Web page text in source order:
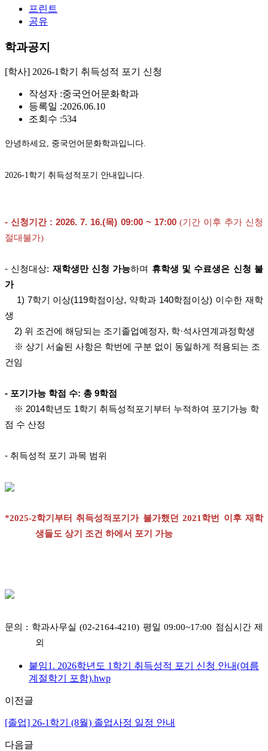
프린트
공유
학과공지
[학사] 2026-1학기 취득성적 포기 신청
작성자 :중국언어문화학과
등록일 :2026.06.10
조회수 :534
안녕하세요, 중국언어문화학과입니다.
2026-1학기 취득성적포기 안내입니다.
- 신청기간 : 2026. 7. 16.(목) 09:00 ~ 17:00 (기간 이후 추가 신청
절대불가)
- 신청대상: 재학생만 신청 가능하며 휴학생 및 수료생은 신청 불
가
1) 7학기 이상(119학점이상, 약학과 140학점이상) 이수한 재학
생
2) 위 조건에 해당되는 조기졸업예정자, 학·석사연계과정학생
※ 상기 서술된 사항은 학번에 구분 없이 동일하게 적용되는 조
건임
- 포기가능 학점 수: 총 9학점
※ 2014학년도 1학기 취득성적포기부터 누적하여 포기가능 학
점 수 산정
- 취득성적 포기 과목 범위
*2025-2학기부터 취득성적포기가 불가했던 2021학번 이후 재학
생들도 상기 조건 하에서 포기 가능
문의 : 학과사무실 (02-2164-4210) 평일 09:00~17:00 점심시간 제
외
붙임1. 2026학년도 1학기 취득성적 포기 신청 안내(여름
계절학기 포함).hwp
이전글
[졸업] 26-1학기 (8월) 졸업사정 일정 안내
다음글